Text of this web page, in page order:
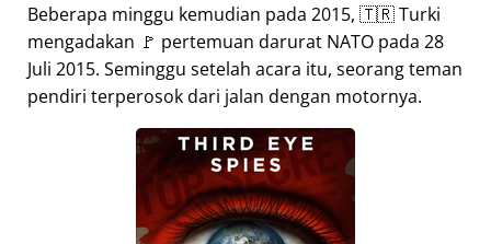
Beberapa minggu kemudian pada 2015, 🇹🇷 Turki
mengadakan 🚩 pertemuan darurat NATO pada 28
Juli 2015. Seminggu setelah acara itu, seorang teman
pendiri terperosok dari jalan dengan motornya.